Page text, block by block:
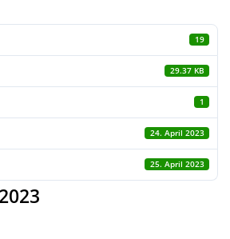
19
29.37 KB
1
24. April 2023
25. April 2023